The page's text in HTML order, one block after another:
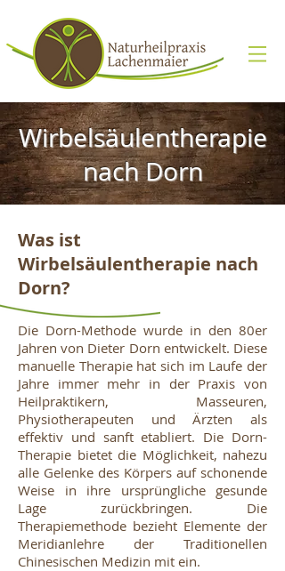
Wirbelsäulentherapie
nach Dorn
Was ist
Wirbelsäulentherapie nach
Dorn?
Die Dorn-Methode wurde in den 80er
Jahren von Dieter Dorn entwickelt. Diese
manuelle Therapie hat sich im Laufe der
Jahre immer mehr in der Praxis von
Heilpraktikern, Masseuren,
Physiotherapeuten und Ärzten als
effektiv und sanft etabliert. Die Dorn-
Therapie bietet die Möglichkeit, nahezu
alle Gelenke des Körpers auf schonende
Weise in ihre ursprüngliche gesunde
Lage zurückbringen. Die
Therapiemethode bezieht Elemente der
Meridianlehre der Traditionellen
Chinesischen Medizin mit ein.